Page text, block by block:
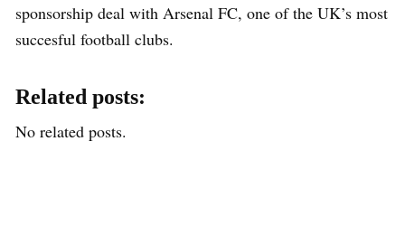
sponsorship deal with Arsenal FC, one of the UK’s most
succesful football clubs.
Related posts:
No related posts.